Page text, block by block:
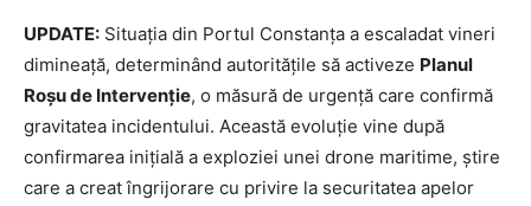
UPDATE: Situația din Portul Constanța a escaladat vineri
dimineață, determinând autoritățile să activeze Planul
Roșu de Intervenție, o măsură de urgență care confirmă
gravitatea incidentului. Această evoluție vine după
confirmarea inițială a exploziei unei drone maritime, știre
care a creat îngrijorare cu privire la securitatea apelor